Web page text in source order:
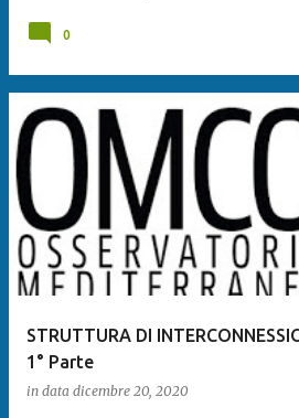
0
STRUTTURA DI
1° Parte
in data dicembre 20, 2020